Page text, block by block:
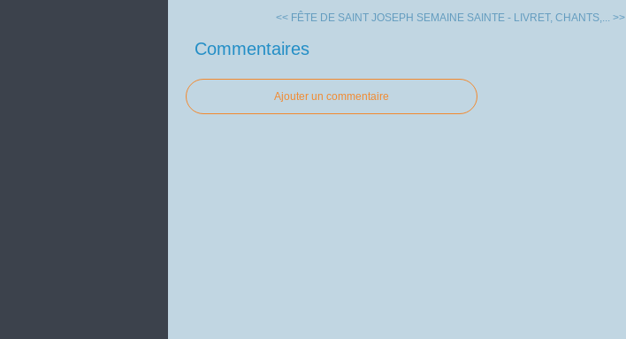
<< FÊTE DE SAINT JOSEPH SEMAINE SAINTE - LIVRET, CHANTS,... >>
Commentaires
Ajouter un commentaire